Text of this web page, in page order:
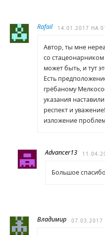
Rafail 14.01.2017 НА
Автор, ты мне
со стацеонарником
может быть, и тут
Есть
грёбаному
указания
респект и
изложение
Advancer13
Большое
Владимир 07.03.2017